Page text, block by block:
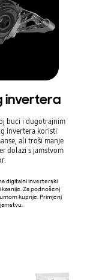
invertera
buci i dugotrajnim
invertera koristi
ali troši manje
dolazi s jamstvom
digitalni inverterski
Za podnošenj
kupnje. Primjenj